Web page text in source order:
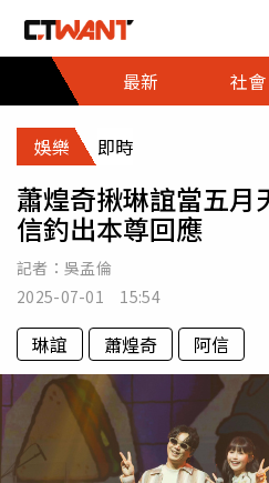
最新
社會
娛樂 即時
蕭煌奇揪琳誼當五
信釣出本尊回應
記者： 吳孟倫
2025-07-01 15:54
琳誼 蕭煌奇 阿信